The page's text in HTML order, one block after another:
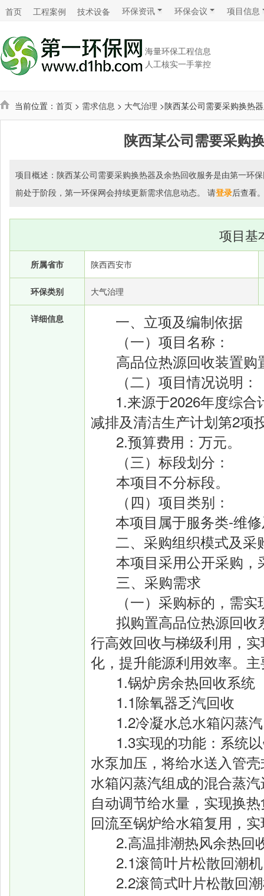
首页 工程案例 技术设备 环保资讯 环保会议 项目信息
海量环保工程信息
人工核实一手掌控
当前位置： 首页 > 需求信息 > 大气治理 >陕西某公司需要采购换热
陕西某公司需要采购
项目概述：陕西某公司需要采购换热器及余热回收服务是由第一环
前处于阶段，第一环保网会持续更新需求信息动态。 请登录后查看
项目基
所属省市 陕西西安市
环保类别 大气治理
详细信息
一、立项及编制依据
（一）项目名称：
高品位热源回收装置购
（二）项目情况说明：
1.来源于2026年度综
减排及清洁生产计划第2项
2.预算费用：万元。
（三）标段划分：
本项目不分标段。
（四）项目类别：
本项目属于服务类-维
二、采购组织模式及采
本项目采用公开采购
三、采购需求
（一）采购标的，需
拟购置高品位热源回收
行高效回收与梯级利用，
化，提升能源利用效率。
1.锅炉房余热回收系统
1.1除氧器乏汽回收
1.2冷凝水总水箱闪蒸
1.3实现的功能：系统
水泵加压，将给水送入管
水箱闪蒸汽组成的混合蒸
自动调节给水量，实现换
回流至锅炉给水箱复用，
2.高温排潮热风余热回
2.1滚筒叶片松散回潮
2.2滚筒式叶片松散回